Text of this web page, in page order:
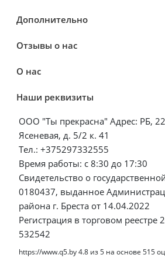
Дополнительно
Отзывы о нас
О нас
Наши реквизиты
ООО "Ты прекрасна" Адрес: РБ,
Ясеневая, д. 5/2 к. 41
Тел.: +375297332555
Время работы: с 8:30 до 17:30
Свидетельство о
0180437, выданное
района г. Бреста от 14.04.2022
Регистрация в торговом реестре
532542
https://www.q5.by4.8 из5 на основе 515